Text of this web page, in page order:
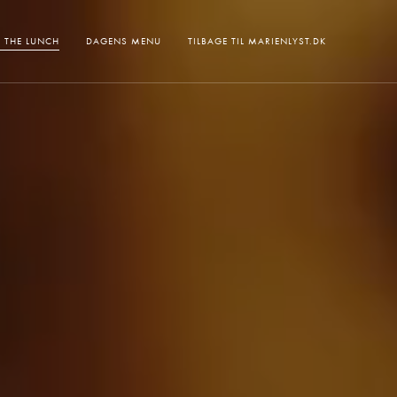
LUNCH DAGENS MENU TILBAGE TIL MARIENLYST.DK